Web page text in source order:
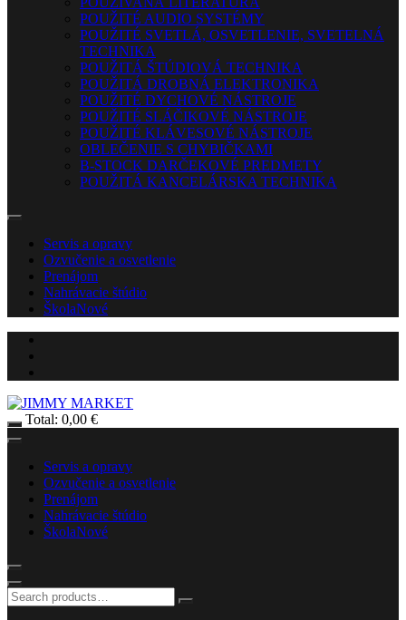
POUŽITÉ AUDIO SYSTÉMY
POUŽITÉ SVETLÁ, OSVETLENIE, SVETELNÁ
TECHNIKA
POUŽITÁ ŠTÚDIOVÁ TECHNIKA
POUŽITÁ DROBNÁ ELEKTRONIKA
POUŽITÉ DYCHOVÉ NÁSTROJE
POUŽITÉ SLÁČIKOVÉ NÁSTROJE
POUŽITÉ KLÁVESOVÉ NÁSTROJE
OBLEČENIE S CHYBIČKAMI
B-STOCK DARČEKOVÉ PREDMETY
POUŽITÁ KANCELÁRSKA TECHNIKA
Servis a opravy
Ozvučenie a osvetlenie
Prenájom
Nahrávacie štúdio
ŠkolaNové
Total: 0,00 €
Servis a opravy
Ozvučenie a osvetlenie
Prenájom
Nahrávacie štúdio
ŠkolaNové